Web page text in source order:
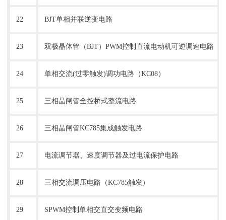
22 BJT单相并联逆变电路
23 双极晶体管（BJT）PWM控制直流电动机可逆调速电路
24 单相交流(过零触发)调功电路（KC08）
25 三相晶闸管全控桥式整流电路
26 三相晶闸管KC785集成触发电路
27 电流调节器、速度调节器及过电流保护电路
28 三相交流调压电路（KC785触发）
29 SPWM控制单相交直交变频电路